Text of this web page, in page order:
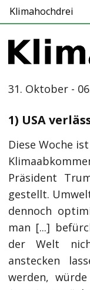
Klimahochdrei
31. Oktober -
1) USA
Diese Woche
Präsident
gestellt.
dennoch
man [...]
der Welt
anstecken
werden,